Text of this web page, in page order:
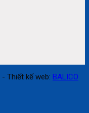
- Thiết kế web: BALICO